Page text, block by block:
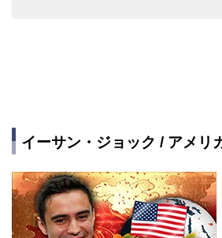
イーサン・ジョック / アメリ